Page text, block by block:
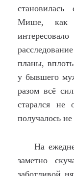
Мише, как
планы,
у бывшего
разом всё
старался не
получалось
На
заметно
заботливой